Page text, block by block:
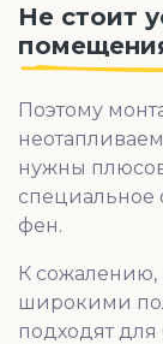
Не стоит
Поэтому
нужны
фен.
К сожалению,
широкими
подходят